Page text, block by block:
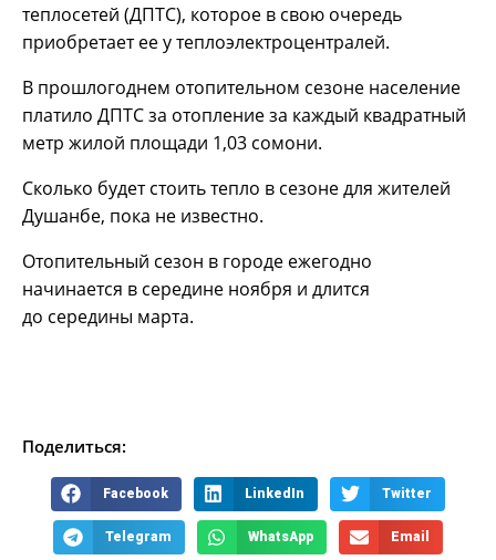
теплосетей (ДПТС), которое в свою очередь
приобретает ее у теплоэлектроцентралей.
В прошлогоднем отопительном сезоне население
платило ДПТС за отопление за каждый квадратный
метр жилой площади 1,03 сомони.
Сколько будет стоить тепло в сезоне для жителей
Душанбе, пока не известно.
Отопительный сезон в городе ежегодно
начинается в середине ноября и длится
до середины марта.
Поделиться:
Facebook LinkedIn Twitter
Telegram WhatsApp Email